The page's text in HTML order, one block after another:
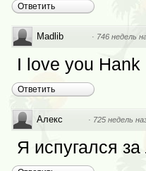
Ответить
Madlib · 746 недель
I love you Hank
Ответить
Алекс · 725 недель
Я испугался